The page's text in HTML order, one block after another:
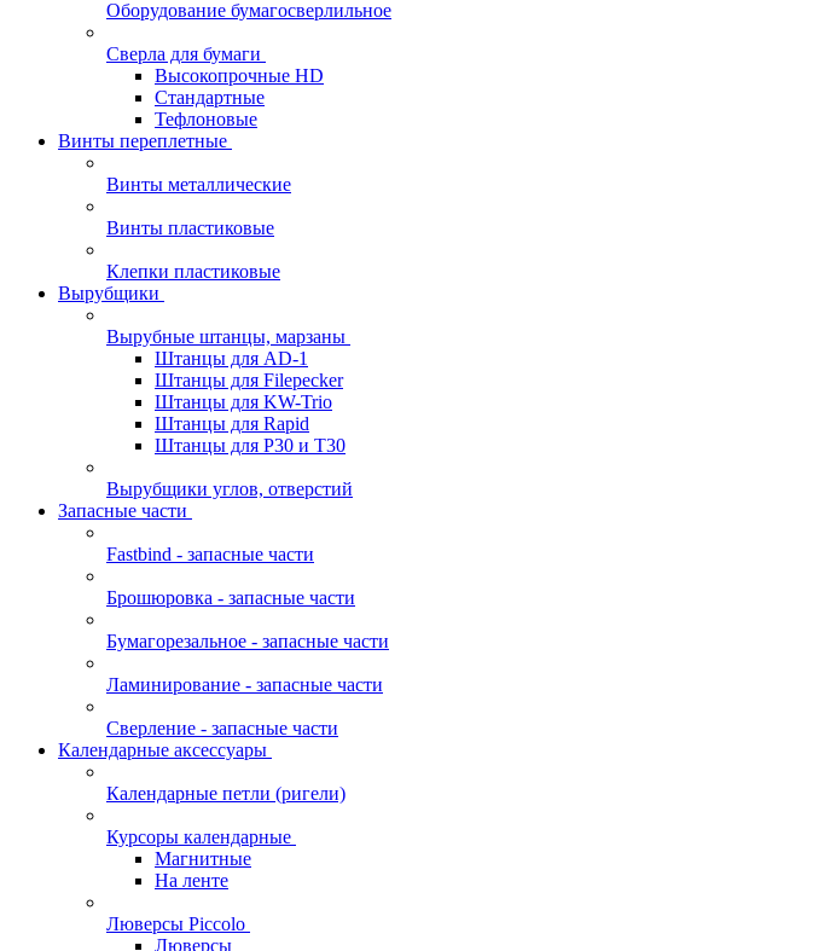
Оборудование бумагосверлильное
Сверла для бумаги
Высокопрочные HD
Стандартные
Тефлоновые
Винты переплетные
Винты металлические
Винты пластиковые
Клепки пластиковые
Вырубщики
Вырубные штанцы, марзаны
Штанцы для AD-1
Штанцы для Filepecker
Штанцы для KW-Trio
Штанцы для Rapid
Штанцы для Р30 и Т30
Вырубщики углов, отверстий
Запасные части
Fastbind - запасные части
Брошюровка - запасные части
Бумагорезальное - запасные части
Ламинирование - запасные части
Сверление - запасные части
Календарные аксессуары
Календарные петли (ригели)
Курсоры календарные
Магнитные
На ленте
Люверсы Piccolo
Люверсы